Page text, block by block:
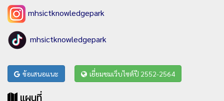
mhsictknowledgepark
mhsictknowledgepark
ข้อเสนอแนะ เยี่ยมชมเว็บไซต์ปี 2552-2564
แผนที่